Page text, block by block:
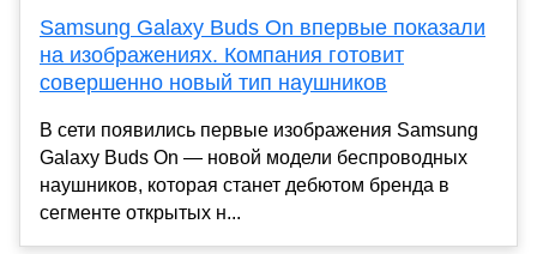
Samsung Galaxy Buds On впервые показали
на изображениях. Компания готовит
совершенно новый тип наушников
В сети появились первые изображения Samsung
Galaxy Buds On — новой модели беспроводных
наушников, которая станет дебютом бренда в
сегменте открытых н...